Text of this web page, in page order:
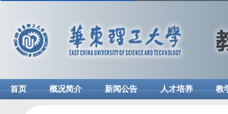
首页 概况简介 新闻公告 人才培养 教